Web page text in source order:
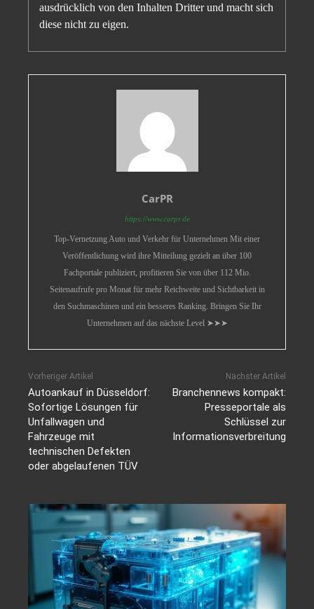
ausdrücklich von den Inhalten Dritter und macht sich
diese nicht zu eigen.
CarPR
https://www.carpr.de
Top-Vernetzung Auto und Verkehr für Unternehmen Mit einer
Veröffentlichung wird ihre Mitteilung gezielt an über 100
Fachportale publiziert, profitieren Sie von über 112 Mio.
Seitenaufrufe pro Monat für mehr Reichweite und Sichtbarkeit in
den Suchmaschinen und ein besseres Ranking. Bringen Sie Ihr
Unternehmen auf das nächste Level ➤➤➤
Vorheriger Artikel
Autoankauf in Düsseldorf:
Sofortige Lösungen für
Unfallwagen und
Fahrzeuge mit
technischen Defekten
oder abgelaufenen TÜV
Nächster Artikel
Branchennews kompakt:
Presseportale als
Schlüssel zur
Informationsverbreitung